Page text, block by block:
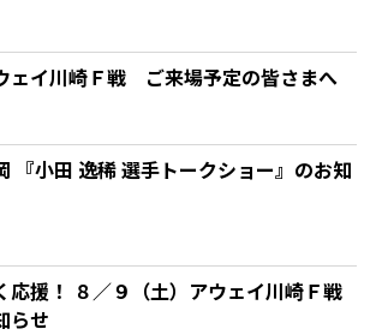
ェイ川崎Ｆ戦 ご来場予定の皆さまへ
『小田 逸稀 選手トークショー』のお知
応援！ ８／９（土）アウェイ川崎Ｆ戦
らせ